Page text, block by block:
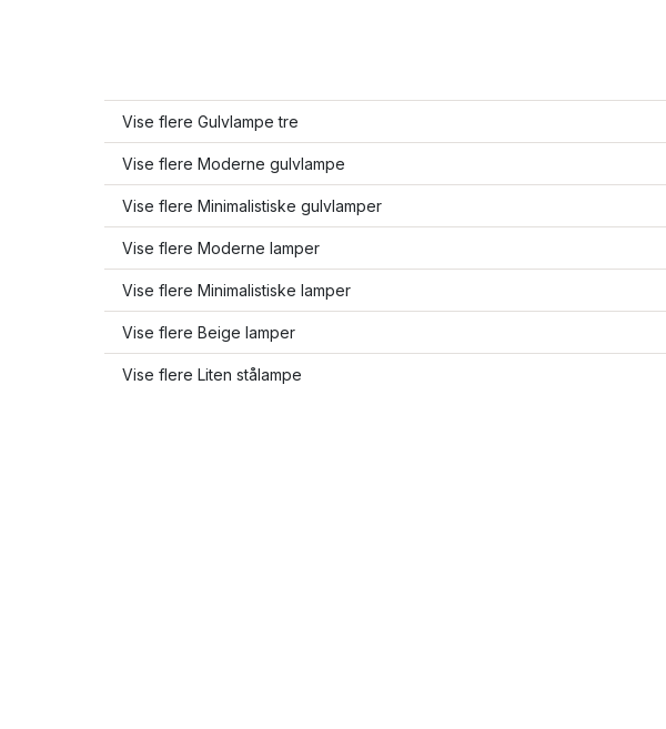
Vise flere Gulvlampe tre
Vise flere Moderne gulvlampe
Vise flere Minimalistiske gulvlamper
Vise flere Moderne lamper
Vise flere Minimalistiske lamper
Vise flere Beige lamper
Vise flere Liten stålampe